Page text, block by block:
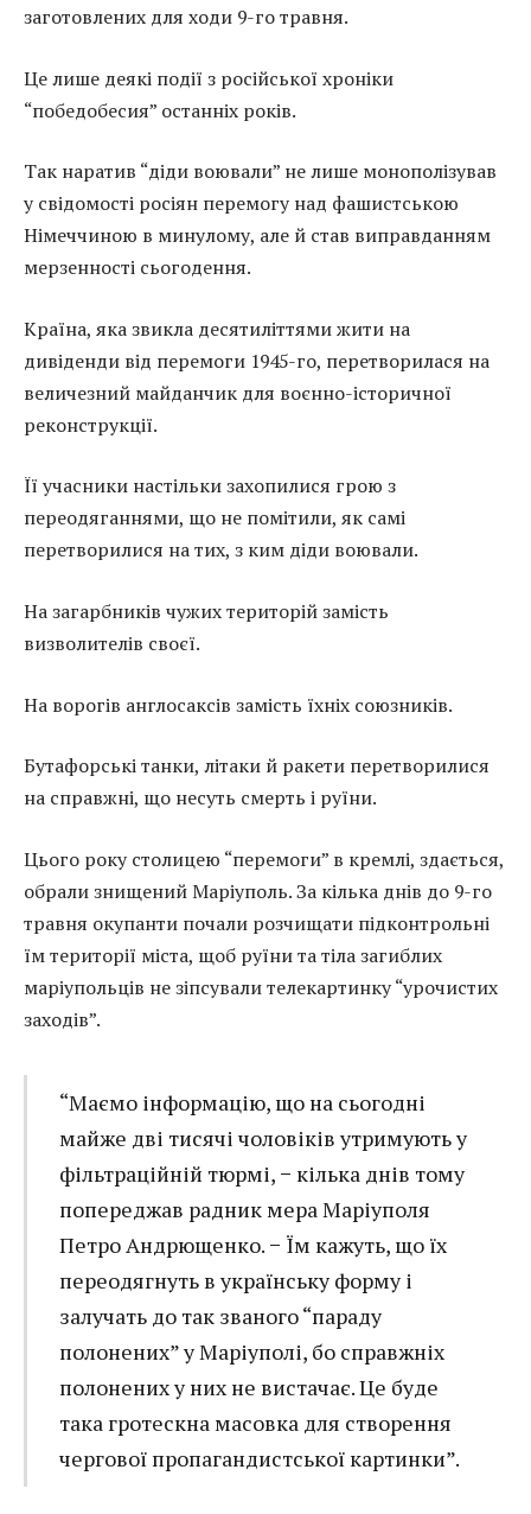
заготовлених для ходи 9-го травня.
Це лише деякі події з російської хроніки
“победобесия” останніх років.
Так наратив “діди воювали” не лише монополізував
у свідомості росіян перемогу над фашистською
Німеччиною в минулому, але й став виправданням
мерзенності сьогодення.
Країна, яка звикла десятиліттями жити на
дивіденди від перемоги 1945-го, перетворилася на
величезний майданчик для воєнно-історичної
реконструкції.
Її учасники настільки захопилися грою з
переодяганнями, що не помітили, як самі
перетворилися на тих, з ким діди воювали.
На загарбників чужих територій замість
визволителів своєї.
На ворогів англосаксів замість їхніх союзників.
Бутафорські танки, літаки й ракети перетворилися
на справжні, що несуть смерть і руїни.
Цього року столицею “перемоги” в кремлі, здається,
обрали знищений Маріуполь. За кілька днів до 9-го
травня окупанти почали розчищати підконтрольні
їм території міста, щоб руїни та тіла загиблих
маріупольців не зіпсували телекартинку “урочистих
заходів”.
“Маємо інформацію, що на сьогодні
майже дві тисячі чоловіків утримують у
фільтраційній тюрмі, − кілька днів тому
попереджав радник мера Маріуполя
Петро Андрющенко. − Їм кажуть, що їх
переодягнуть в українську форму і
залучать до так званого “параду
полонених” у Маріуполі, бо справжніх
полонених у них не вистачає. Це буде
така гротескна масовка для створення
чергової пропагандистської картинки”.